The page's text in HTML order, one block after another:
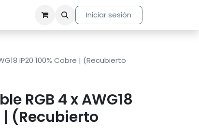
Iniciar sesión
IP20 100% Cobre | (Recubierto
RGB 4 x AWG18
| (Recubierto